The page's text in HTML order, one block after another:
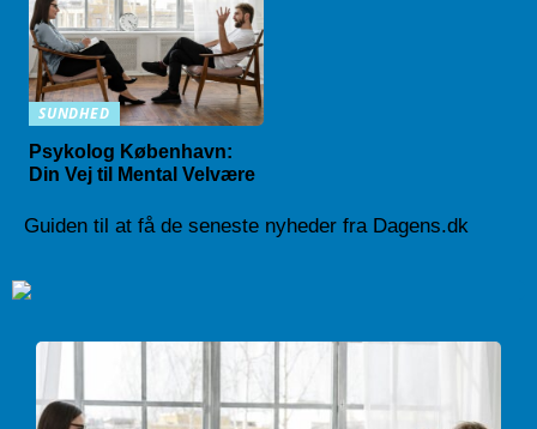
SUNDHED
Psykolog København:
Din Vej til Mental Velvære
Guiden til at få de seneste nyheder fra Dagens.dk